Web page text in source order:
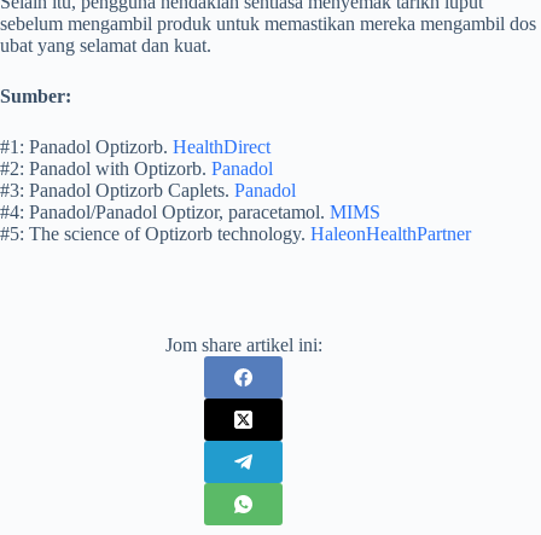
sebelum mengambil produk untuk memastikan mereka mengambil dos
ubat yang selamat dan kuat.
Sumber:
#1: Panadol Optizorb. HealthDirect
#2: Panadol with Optizorb. Panadol
#3: Panadol Optizorb Caplets. Panadol
#4: Panadol/Panadol Optizor, paracetamol. MIMS
#5: The science of Optizorb technology. HaleonHealthPartner
Jom share artikel ini: